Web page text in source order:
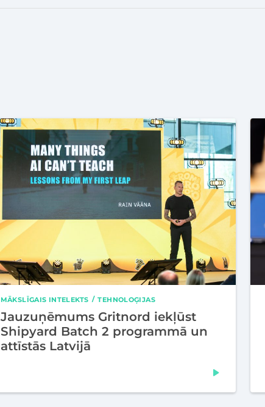
MĀKSLĪGAIS INTELEKTS TEHNOLOĢIJAS
Jauzuņēmums Gritnord iekļūst
Shipyard Batch 2 programmā un
attīstās Latvijā